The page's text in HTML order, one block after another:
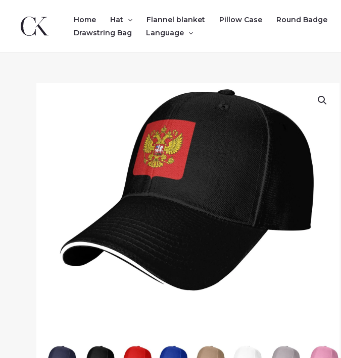
content
Home Hat Flannel blanket Pillow Case Round Badge
Drawstring Bag
Language